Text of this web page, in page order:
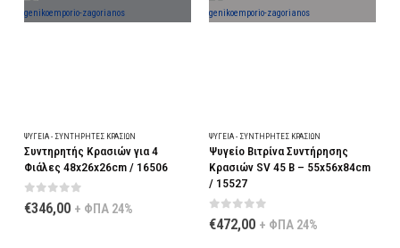
ΨΥΓΕΊΑ - ΣΥΝΤΗΡΗΤΈΣ ΚΡΑΣΙΏΝ
Συντηρητής Κρασιών για 4
Φιάλες 48x26x26cm / 16506
0out of 5
€346,00 + ΦΠΑ 24%
ΨΥΓΕΊΑ - ΣΥΝΤΗΡΗΤΈΣ ΚΡΑΣΙΏΝ
Ψυγείο Βιτρίνα Συντήρησης
Κρασιών SV 45 B – 55x56x84cm
/ 15527
0 out of 5
€472,00 + ΦΠΑ 24%